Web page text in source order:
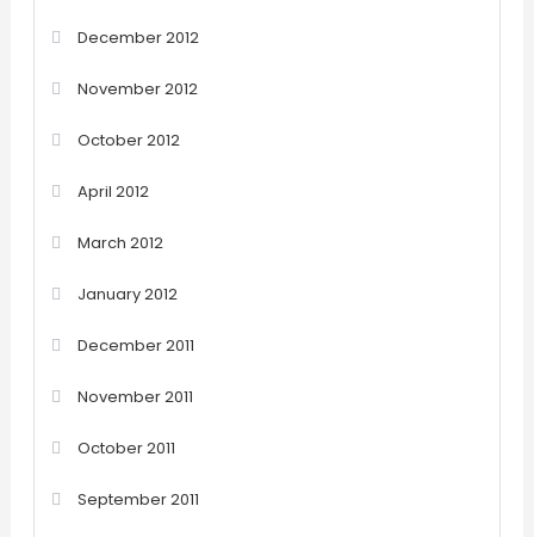
December 2012
November 2012
October 2012
April 2012
March 2012
January 2012
December 2011
November 2011
October 2011
September 2011